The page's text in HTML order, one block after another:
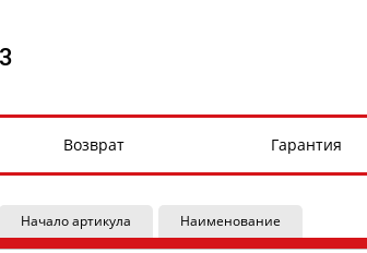
Возврат Гарантия
Начало артикула Наименование